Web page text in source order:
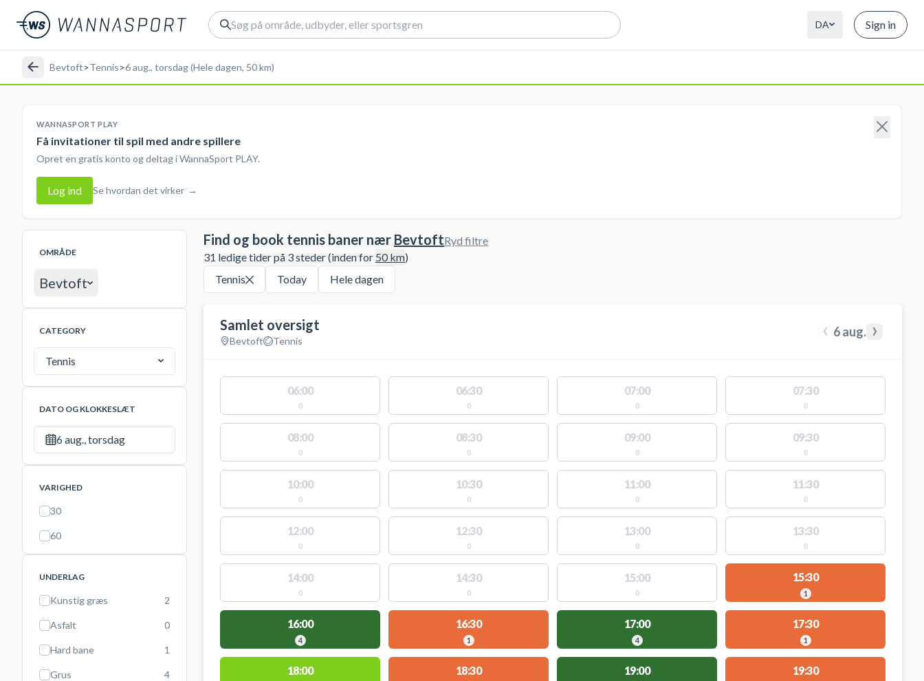
DA Sign in
Bevtoft>Tennis>6 aug., torsdag (Hele dagen, 50 km)
WANNASPORT PLAY
Få invitationer til spil med andre spillere
Opret en gratis konto og deltag i WannaSport PLAY.
Log ind Se hvordan det virker →
OMRÅDE
Bevtoft
CATEGORY
Tennis
DATO OG KLOKKESLÆT
6 aug., torsdag
VARIGHED
30
60
UNDERLAG
Kunstig græs 2
Asfalt 0
Hard bane 1
Grus 4
Find og book tennis baner nær Bevtoft
31 ledige tider på 3 steder (inden for 50km)
Ryd filtre
Tennis Today Hele dagen
Samlet oversigt
Bevtoft Tennis ‹ 6 aug. ›
06:00
0
06:30
0
07:00
0
07:30
0
08:00
0
08:30
0
09:00
0
09:30
0
10:00
0
10:30
0
11:00
0
11:30
0
12:00
0
12:30
0
13:00
0
13:30
0
14:00
0
14:30
0
15:00
0
15:30
1
16:00
4
16:30
1
17:00
4
17:30
1
18:00 18:30 19:00 19:30